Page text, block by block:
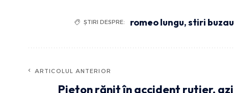
ȘTIRI DESPRE: romeo lungu,stiri buzau
ARTICOLUL ANTERIOR
Pieton rănit în accident rutier, azi